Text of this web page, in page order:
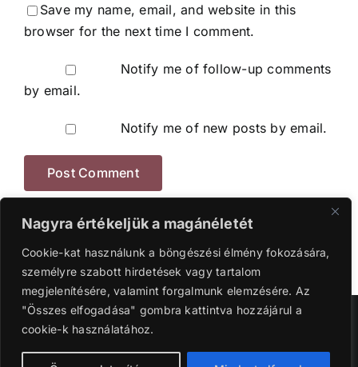
Nagyra értékeljük a magánéletét
Cookie-kat használunk a böngészési élmény fokozására,
személyre szabott hirdetések vagy tartalom
megjelenítésére, valamint forgalmunk elemzésére. Az
"Összes elfogadása" gombra kattintva hozzájárul a
cookie-k használatához.
Save my name, email, and website in this
browser for the next time I comment.
Notify me of follow-up comments
by email.
Notify me of new posts by email.
Szerzői jog 2016-2024 | Ganyi Károly.